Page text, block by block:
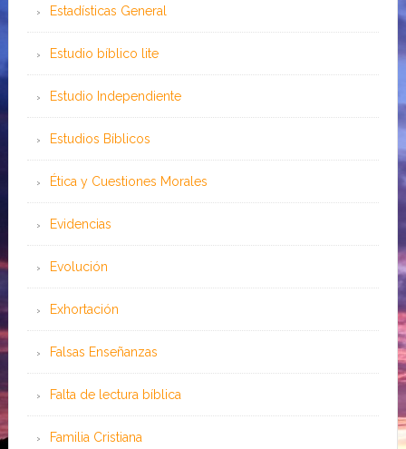
Estadísticas General
Estudio bíblico lite
Estudio Independiente
Estudios Bíblicos
Ética y Cuestiones Morales
Evidencias
Evolución
Exhortación
Falsas Enseñanzas
Falta de lectura bíblica
Familia Cristiana